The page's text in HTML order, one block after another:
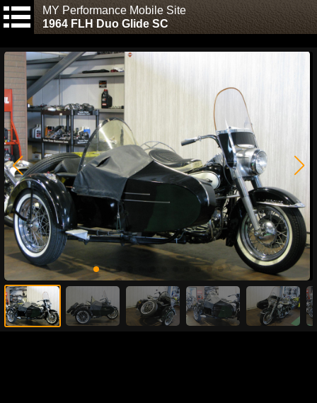
MY Performance Mobile Site
1964 FLH Duo Glide SC